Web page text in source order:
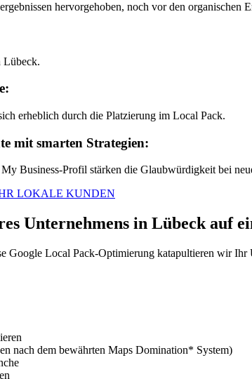
hervorgehoben, noch vor den organischen
Lübeck.
erheblich durch die Platzierung im Local Pack.
mit smarten Strategien:
Business-Profil stärken die Glaubwürdigkeit bei
LOKALE KUNDEN
Unternehmens in Lübeck auf
Google Local Pack-Optimierung katapultieren wir Ihr
nach dem bewährten Maps Domination* System)